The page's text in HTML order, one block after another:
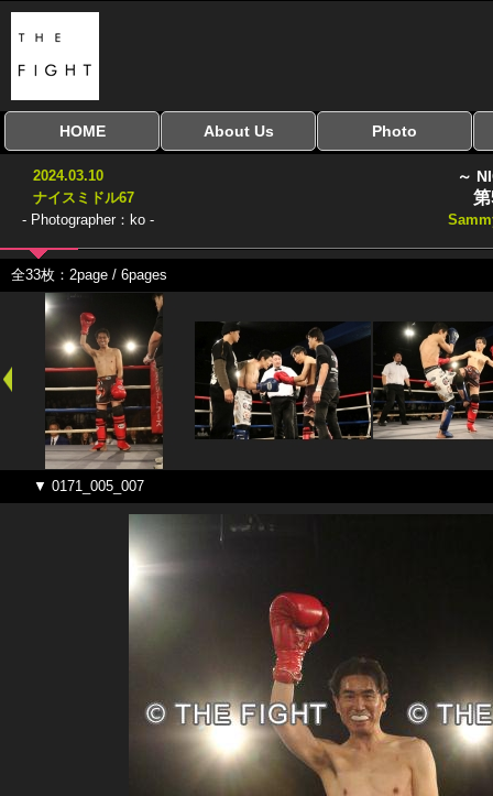
HOME
全興行を表示
ナイスミドル
アマチュアキック
協議会
全日本学生キック
建武館キッズ大会
Bigbang
おやじファイト
About Us Photo
2024.03.10
ナイスミドル67
- Photographer：ko -
～
全33枚：2page / 6pages
▼ 0171_005_007